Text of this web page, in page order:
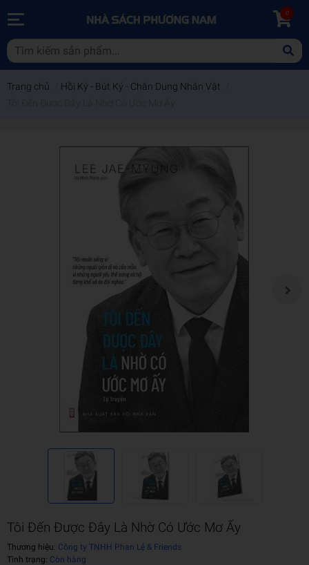
0
Trang chủ Hồi Ký - Bút Ký - Chân Dung Nhân Vật
Tôi Đến Được Đây Là Nhờ Có Ước Mơ Ấy
Thương hiệu: Công ty TNHH Phan Lệ & Friends
Tình trạng: Còn hàng